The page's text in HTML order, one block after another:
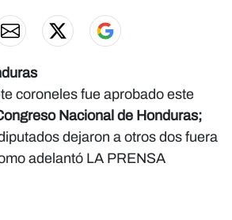
coroneles fue aprobado este
Nacional de Honduras;
dejaron a otros dos fuera
adelantó LA PRENSA